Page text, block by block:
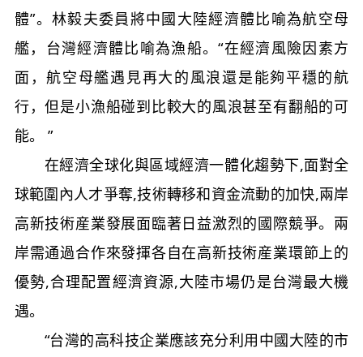
體”。林毅夫委員將中國大陸經濟體比喻為航空母
艦，台灣經濟體比喻為漁船。“在經濟風險因素方
面，航空母艦遇見再大的風浪還是能夠平穩的航
行，但是小漁船碰到比較大的風浪甚至有翻船的可
能。 ”
在經濟全球化與區域經濟一體化趨勢下,面對全
球範圍內人才爭奪,技術轉移和資金流動的加快,兩岸
高新技術産業發展面臨著日益激烈的國際競爭。兩
岸需通過合作來發揮各自在高新技術産業環節上的
優勢,合理配置經濟資源,大陸市場仍是台灣最大機
遇。
“台灣的高科技企業應該充分利用中國大陸的市